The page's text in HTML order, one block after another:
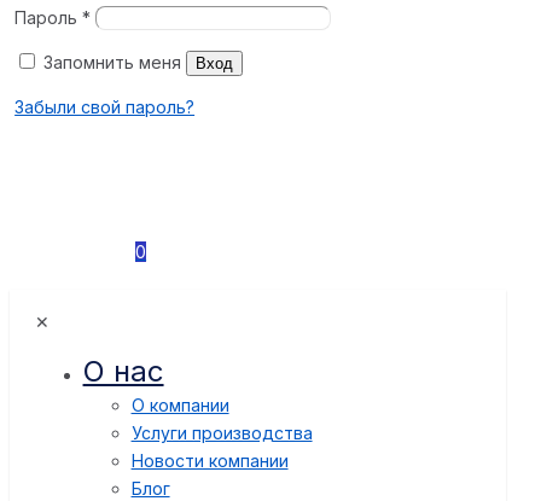
Пароль*
Запомнить меня Вход
Забыли свой пароль?
0
✕
О нас
О компании
Услуги производства
Новости компании
Блог